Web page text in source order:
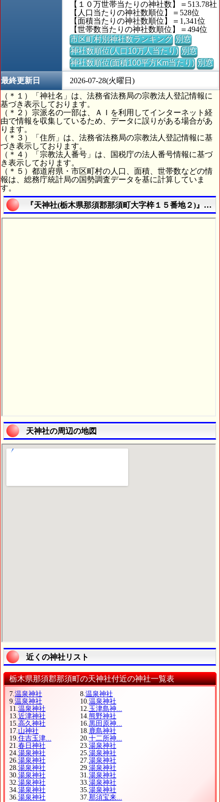
【１０万世帯当たりの神社数】＝513.78社
【人口当たりの神社数順位】＝528位
【面積当たりの神社数順位】＝1,341位
【世帯数当たりの神社数順位】＝494位
市区町村別神社数ランキング 別窓
神社数順位(人口10万人当たり) 別窓
神社数順位(面積100平方Km当たり) 別窓
最終更新日
2026-07-28(火曜日)
（＊１）「神社名」は、法務省法務局の宗教法人登記情報に
基づき表示しております。
（＊２）宗派名の一部は、ＡＩを利用してインターネット経
由で情報を収集しているため、データに誤りがある場合があ
ります。
（＊３）「住所」は、法務省法務局の宗教法人登記情報に基
づき表示しております。
（＊４）「宗教法人番号」は、国税庁の法人番号情報に基づ
き表示しております。
（＊５）都道府県・市区町村の人口、面積、世帯数などの情
報は、総務庁統計局の国勢調査データを基に計算していま
す。
『天神社(栃木県那須郡那須町大字梓１５番地２)』の
天神社の周辺の地図
近くの神社リスト
栃木県那須郡那須町の天神社付近の神社一覧表
7.温泉神社 8.温泉神社
9.温泉神社 10.温泉神社
11.温泉神社 12.玉津島神...
13.近津神社 14.熊野神社
15.高久神社 16.黒田原神...
17.山神社 18.鹿島神社
19.住吉玉津... 20.十二所神...
21.春日神社 23.湯泉神社
24.湯泉神社 25.湯泉神社
26.湯泉神社 27.湯泉神社
28.湯泉神社 29.湯泉神社
30.湯泉神社 31.湯泉神社
32.湯泉神社 33.湯泉神社
34.湯泉神社 35.湯泉神社
36.湯泉神社 37.那須宝来...